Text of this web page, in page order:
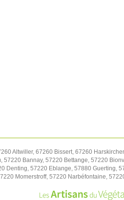
Altwiller, 67260 Bissert, 67260
57220 Bannay, 57220 Bettange, 57220
Denting, 57220 Eblange, 57880 Guerting,
Momerstroff, 57220 Narbéfontaine,